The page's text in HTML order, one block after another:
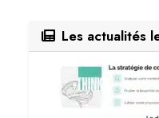
Les actualités